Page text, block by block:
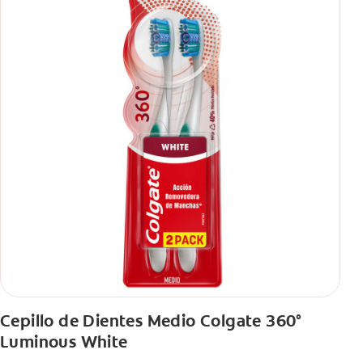
Cepillo de Dientes Medio Colgate 360°
Luminous White